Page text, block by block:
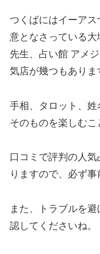
つくばにはイーア
意となさっている
先生、占い館 アメ
気店が幾つもありま
手相、タロット、
そのものを楽しむこ
口コミで評判の人
りますので、必ず事
また、トラブルを
認してくださいね。